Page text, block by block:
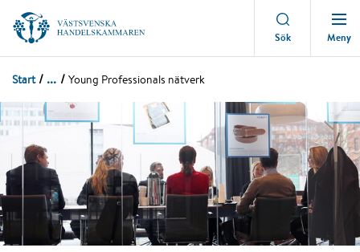
Sök Meny
Start ... Young Professionals nätverk